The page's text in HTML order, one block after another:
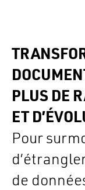
PLUS DE
ET
Pour
de